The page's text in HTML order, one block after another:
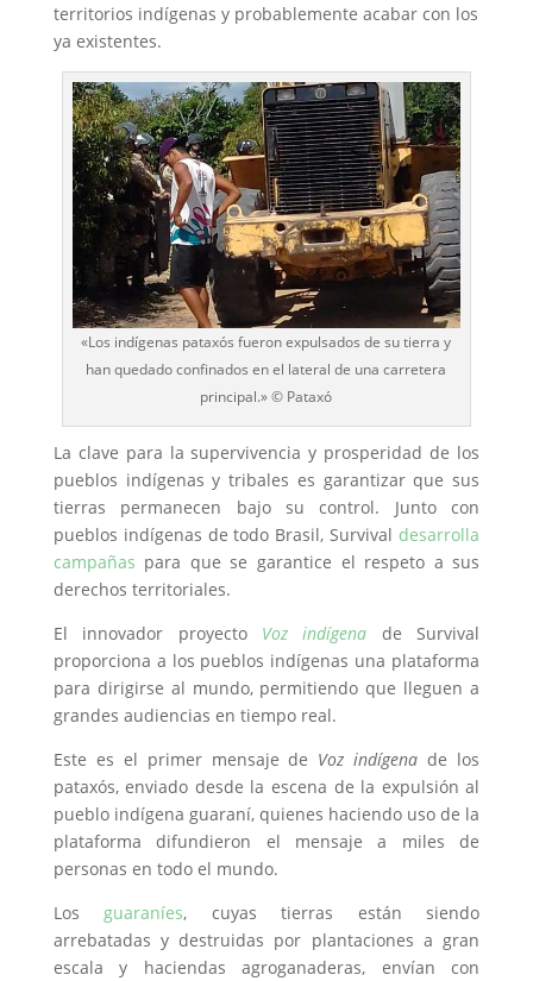
territorios indígenas y probablemente acabar con los
ya existentes.
«Los indígenas pataxós fueron expulsados de su tierra y
han quedado confinados en el lateral de una carretera
principal.» © Pataxó
La clave para la supervivencia y prosperidad de los
pueblos indígenas y tribales es garantizar que sus
tierras permanecen bajo su control. Junto con
pueblos indígenas de todo Brasil, Survival desarrolla
campañas para que se garantice el respeto a sus
derechos territoriales.
El innovador proyecto Voz indígena de Survival
proporciona a los pueblos indígenas una plataforma
para dirigirse al mundo, permitiendo que lleguen a
grandes audiencias en tiempo real.
Este es el primer mensaje de Voz indígena de los
pataxós, enviado desde la escena de la expulsión al
pueblo indígena guaraní, quienes haciendo uso de la
plataforma difundieron el mensaje a miles de
personas en todo el mundo.
Los guaraníes, cuyas tierras están siendo
arrebatadas y destruidas por plantaciones a gran
escala y haciendas agroganaderas, envían con